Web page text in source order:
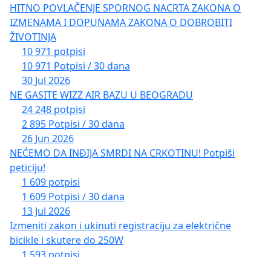
HITNO POVLAČENJE SPORNOG NACRTA ZAKONA O
IZMENAMA I DOPUNAMA ZAKONA O DOBROBITI
ŽIVOTINJA
10 971 potpisi
10 971 Potpisi / 30 dana
30 Jul 2026
NE GASITE WIZZ AIR BAZU U BEOGRADU
24 248 potpisi
2 895 Potpisi / 30 dana
26 Jun 2026
NEĆEMO DA INĐIJA SMRDI NA CRKOTINU! Potpiši
peticiju!
1 609 potpisi
1 609 Potpisi / 30 dana
13 Jul 2026
Izmeniti zakon i ukinuti registraciju za električne
bicikle i skutere do 250W
1 593 potpisi